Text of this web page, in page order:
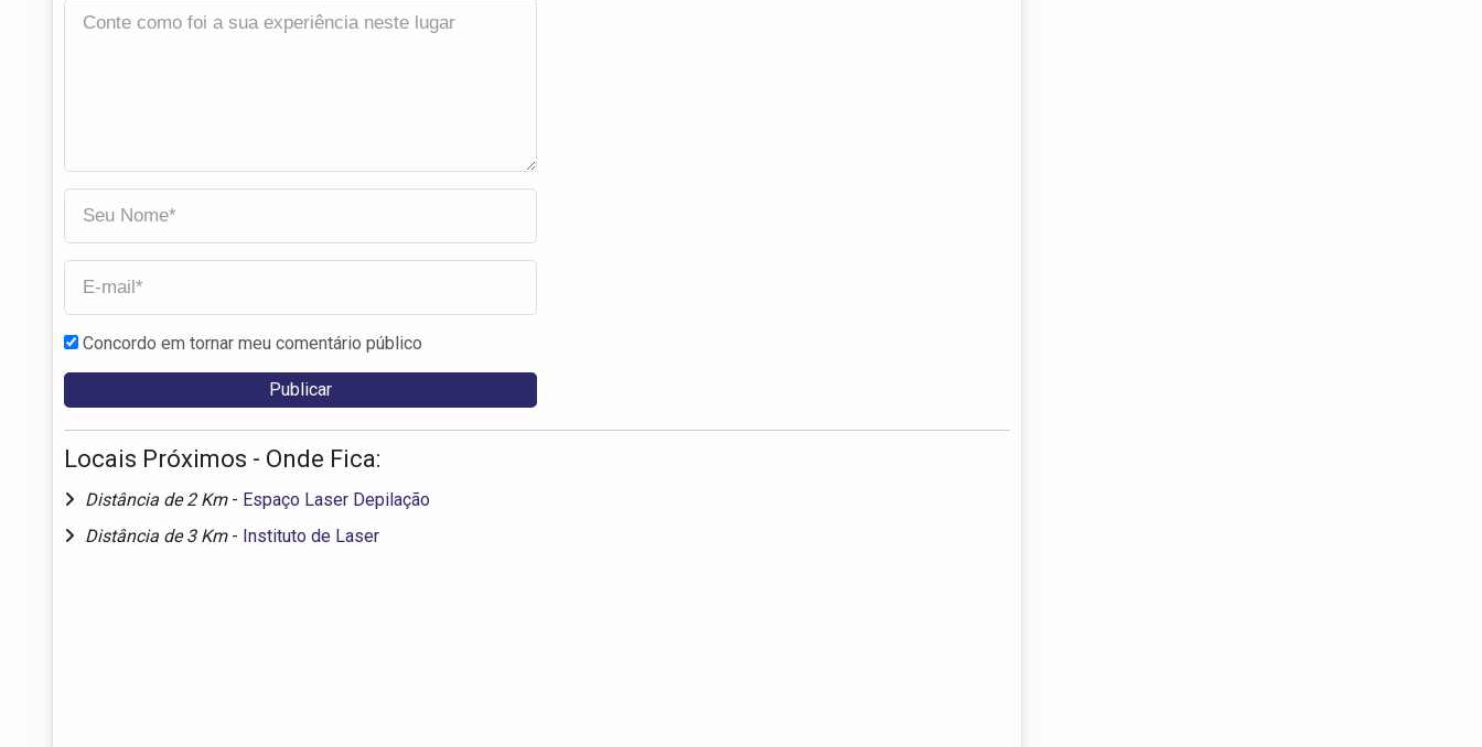
Concordo em tornar meu comentário público
Locais Próximos - Onde Fica:
Distância de 2 Km - Espaço Laser Depilação
Distância de 3 Km - Instituto de Laser